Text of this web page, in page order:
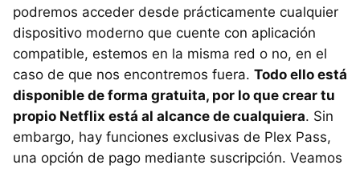
podremos acceder desde prácticamente cualquier
dispositivo moderno que cuente con aplicación
compatible, estemos en la misma red o no, en el
caso de que nos encontremos fuera. Todo ello está
disponible de forma gratuita, por lo que crear tu
propio Netflix está al alcance de cualquiera. Sin
embargo, hay funciones exclusivas de Plex Pass,
una opción de pago mediante suscripción. Veamos